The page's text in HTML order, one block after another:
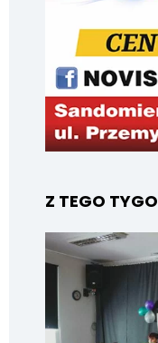
Z TEGO